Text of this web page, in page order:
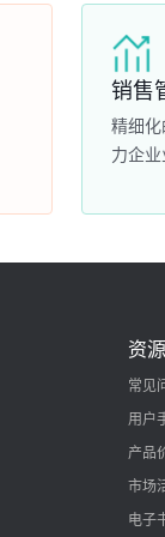
销售
精细
力企
资
常见
用户
产品
市场
电子